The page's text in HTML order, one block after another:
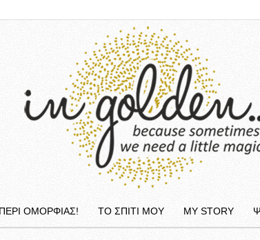
ΠΕΡΙ ΟΜΟΡΦΙΆΣ! ΤΟ ΣΠΙΤΙ ΜΟΥ MY STORY